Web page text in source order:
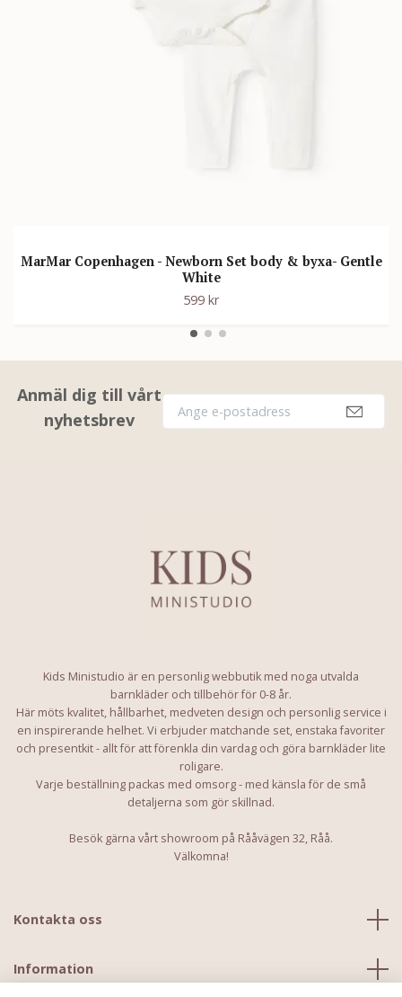
MarMar Copenhagen - Newborn Set body & byxa- Gentle
White
599 kr
Anmäl dig till vårt
nyhetsbrev
Kids Ministudio är en personlig webbutik med noga utvalda
barnkläder och tillbehör för 0-8 år.
Här möts kvalitet, hållbarhet, medveten design och personlig service i
en inspirerande helhet. Vi erbjuder matchande set, enstaka favoriter
och presentkit - allt för att förenkla din vardag och göra barnkläder lite
roligare.
Varje beställning packas med omsorg - med känsla för de små
detaljerna som gör skillnad.
Besök gärna vårt showroom på Rååvägen 32, Råå.
Välkomna!
Kontakta oss
Information